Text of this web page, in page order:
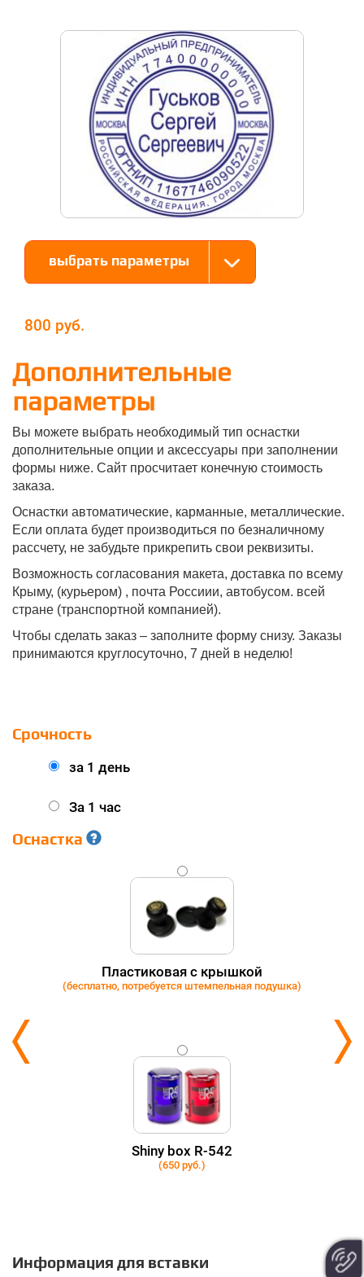
выбрать параметры
800
Дополнительные
параметры
Вы можете выбрать необходимый тип оснастки
дополнительные опции и аксессуары при заполнении
формы ниже. Сайт просчитает конечную стоимость
заказа.
Оснастки автоматические, карманные, металлические.
Если оплата будет производиться по безналичному
рассчету, не забудьте прикрепить свои реквизиты.
Возможность согласования макета, доставка по всему
Крыму, (курьером) , почта Россиии, автобусом. всей
стране (транспортной компанией).
Чтобы сделать заказ – заполните форму снизу. Заказы
принимаются круглосуточно, 7 дней в неделю!
Срочность
за 1 день
За 1 час
Оснастка
Пластиковая с крышкой
(бесплатно, потребуется штемпельная подушка)
Shiny box R-542
(650 руб.)
Информация для вставки